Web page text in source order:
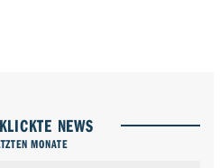
NEWS
MONATE